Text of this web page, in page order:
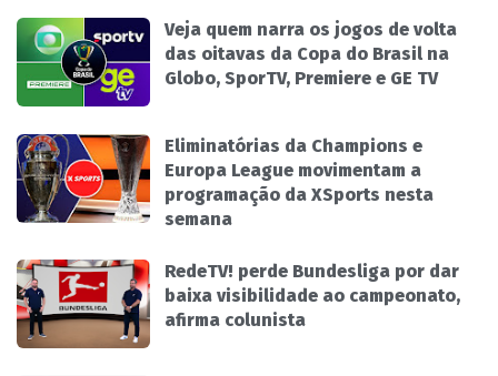
Veja quem narra os jogos de volta
das oitavas da Copa do Brasil na
Globo, SporTV, Premiere e GE TV
Eliminatórias da Champions e
Europa League movimentam a
programação da XSports nesta
semana
RedeTV! perde Bundesliga por dar
baixa visibilidade ao campeonato,
afirma colunista